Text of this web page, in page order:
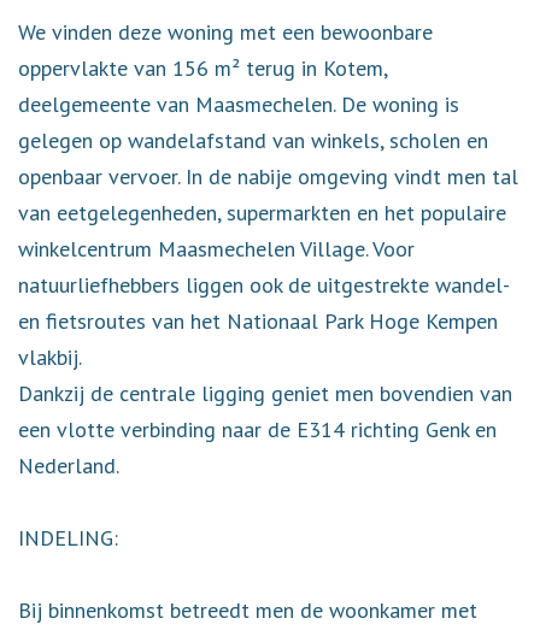
We vinden deze woning met een bewoonbare
oppervlakte van 156 m² terug in Kotem,
deelgemeente van Maasmechelen. De woning is
gelegen op wandelafstand van winkels, scholen en
openbaar vervoer. In de nabije omgeving vindt men tal
van eetgelegenheden, supermarkten en het populaire
winkelcentrum Maasmechelen Village. Voor
natuurliefhebbers liggen ook de uitgestrekte wandel-
en fietsroutes van het Nationaal Park Hoge Kempen
vlakbij.
Dankzij de centrale ligging geniet men bovendien van
een vlotte verbinding naar de E314 richting Genk en
Nederland.
INDELING:
Bij binnenkomst betreedt men de woonkamer met